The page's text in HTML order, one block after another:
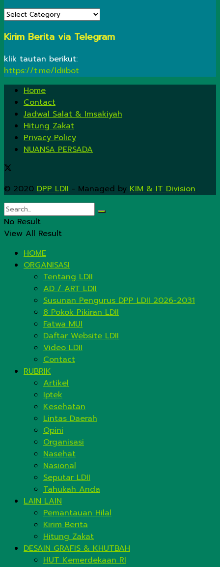
KATEGORI
Kirim Berita via Telegram
klik tautan berikut:
https://t.me/ldiibot
Home
Contact
Jadwal Salat & Imsakiyah
Hitung Zakat
Privacy Policy
NUANSA PERSADA
© 2020 DPP LDII - Managed by KIM & IT Division.
No Result
View All Result
HOME
ORGANISASI
Tentang LDII
AD / ART LDII
Susunan Pengurus DPP LDII 2026-2031
8 Pokok Pikiran LDII
Fatwa MUI
Daftar Website LDII
Video LDII
Contact
RUBRIK
Artikel
Iptek
Kesehatan
Lintas Daerah
Opini
Organisasi
Nasehat
Nasional
Seputar LDII
Tahukah Anda
LAIN LAIN
Pemantauan Hilal
Kirim Berita
Hitung Zakat
DESAIN GRAFIS & KHUTBAH
HUT Kemerdekaan RI